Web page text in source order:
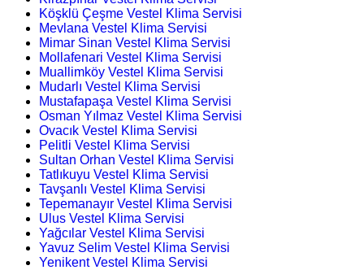
Köşklü Çeşme Vestel Klima Servisi
Mevlana Vestel Klima Servisi
Mimar Sinan Vestel Klima Servisi
Mollafenari Vestel Klima Servisi
Muallimköy Vestel Klima Servisi
Mudarlı Vestel Klima Servisi
Mustafapaşa Vestel Klima Servisi
Osman Yılmaz Vestel Klima Servisi
Ovacık Vestel Klima Servisi
Pelitli Vestel Klima Servisi
Sultan Orhan Vestel Klima Servisi
Tatlıkuyu Vestel Klima Servisi
Tavşanlı Vestel Klima Servisi
Tepemanayır Vestel Klima Servisi
Ulus Vestel Klima Servisi
Yağcılar Vestel Klima Servisi
Yavuz Selim Vestel Klima Servisi
Yenikent Vestel Klima Servisi